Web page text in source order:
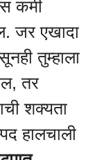
कमी
जर एखादा
तुम्हाला
तर
शक्यता
हालचाली